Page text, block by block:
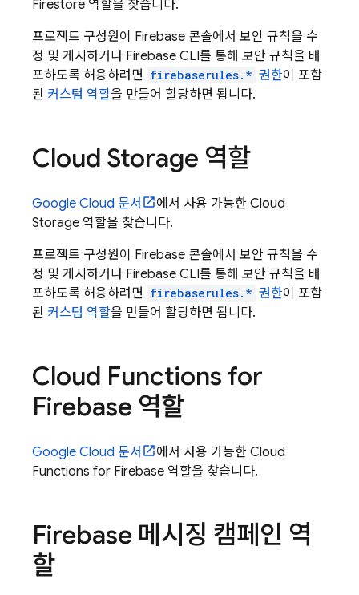
Firestore 역할을 찾습니다.
프로젝트 구성원이 Firebase 콘솔에서 보안 규칙을 수
정 및 게시하거나 Firebase CLI를 통해 보안 규칙을 배
포하도록 허용하려면 firebaserules.* 권한이 포함
된 커스텀 역할을 만들어 할당하면 됩니다.
Cloud Storage 역할
Google Cloud 문서 에서 사용 가능한 Cloud
Storage 역할을 찾습니다.
프로젝트 구성원이 Firebase 콘솔에서 보안 규칙을 수
정 및 게시하거나 Firebase CLI를 통해 보안 규칙을 배
포하도록 허용하려면 firebaserules.* 권한이 포함
된 커스텀 역할을 만들어 할당하면 됩니다.
Cloud Functions for
Firebase 역할
Google Cloud 문서 에서 사용 가능한 Cloud
Functions for Firebase 역할을 찾습니다.
Firebase 메시징 캠페인 역
할